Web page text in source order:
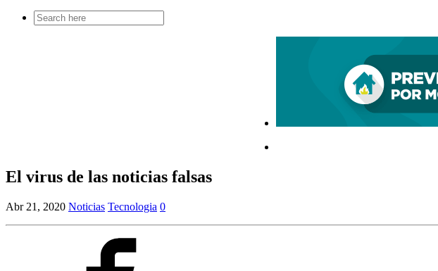
Search
for:
El virus de las noticias falsas
Abr 21, 2020 Noticias Tecnologia 0